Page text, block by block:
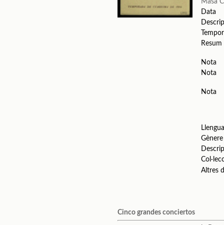
Data
Resum
Nota
Nota
Nota
Gènere
Altres
Cinco grandes conciertos